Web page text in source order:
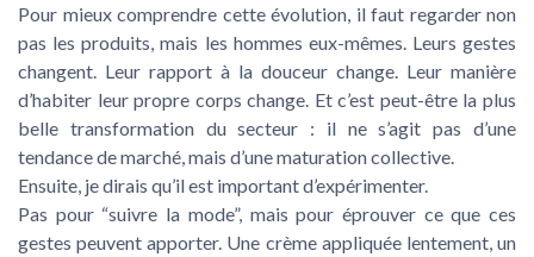
Pour mieux comprendre cette évolution, il faut regarder non
pas les produits, mais les hommes eux-mêmes. Leurs gestes
changent. Leur rapport à la douceur change. Leur manière
d’habiter leur propre corps change. Et c’est peut-être la plus
belle transformation du secteur : il ne s’agit pas d’une
tendance de marché, mais d’une maturation collective.
Ensuite, je dirais qu’il est important d’expérimenter.
Pas pour “suivre la mode”, mais pour éprouver ce que ces
gestes peuvent apporter. Une crème appliquée lentement, un